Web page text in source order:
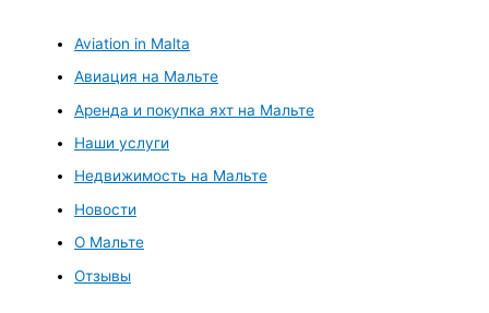
Aviation in Malta
Авиация на Мальте
Аренда и покупка яхт на Мальте
Наши услуги
Недвижимость на Мальте
Новости
О Мальте
Отзывы